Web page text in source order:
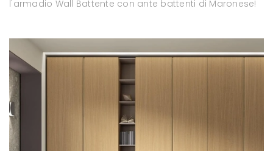
l'armadio Wall Battente con ante battenti di Maronese!